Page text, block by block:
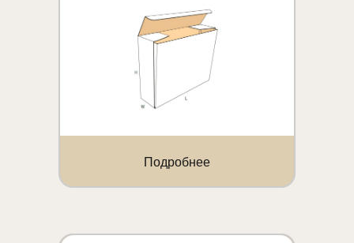
Подробнее